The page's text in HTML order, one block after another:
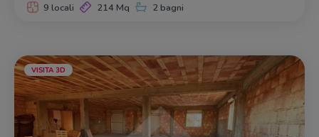
9 locali 214 Mq 2 bagni
VISITA 3D